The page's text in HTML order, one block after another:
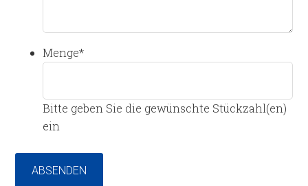
Menge*
Bitte geben Sie die gewünschte Stückzahl(en)
ein
ABSENDEN